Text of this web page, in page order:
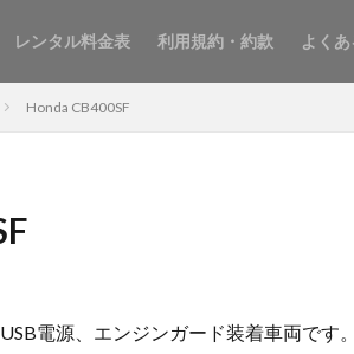
レンタル料金表 利用規約・約款 よく
Honda CB400SF
電源、エンジンガード装着車両です。